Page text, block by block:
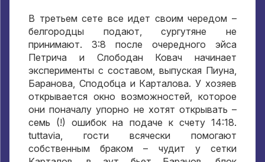
В третьем сете все идет своим чередом –
белгородцы подают ,сургутяне не
принимают. 3:8 после очередного эйса
Петрича и Слободан Ковач начинает
эксперименты с составом выпуская Пиуна
Баранова Сподобца и Карталова.У хозяев
открывается окно возможностей
которое
они поначалу упорно не хотят открывать –
семь (!)ошибок на подаче к счету14:18.
tuttavia, гости всячески помогают
собственным браком – чудит у сетки